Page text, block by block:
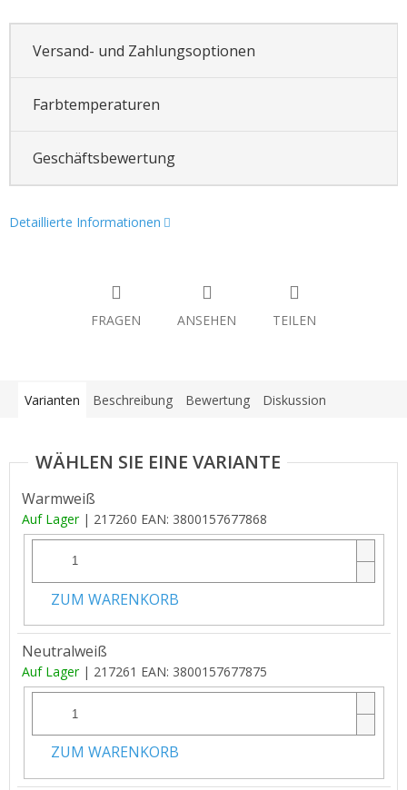
Versand- und Zahlungsoptionen
Farbtemperaturen
Geschäftsbewertung
Detaillierte Informationen
FRAGEN ANSEHEN TEILEN
Varianten Beschreibung Bewertung Diskussion
Warmweiß
Auf Lager | 217260 EAN: 3800157677868
ZUM WARENKORB
Neutralweiß
Auf Lager | 217261 EAN: 3800157677875
ZUM WARENKORB